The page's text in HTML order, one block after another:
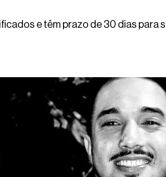
e têm prazo de 30 dias